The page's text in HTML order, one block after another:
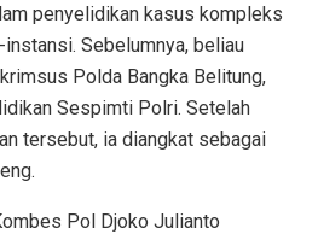
penyelidikan kasus kompleks
Sebelumnya, beliau
Polda Bangka Belitung,
Sespimti Polri. Setelah
tersebut, ia diangkat sebagai
Pol Djoko Julianto